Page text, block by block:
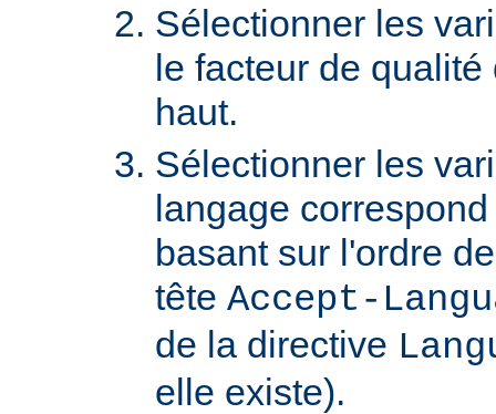
Sélectionner les
le facteur de
haut.
Sélectionner les
langage
basant sur l'ordre
tête Accept-
de la directive
elle existe).